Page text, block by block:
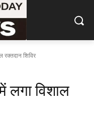
रक्तदान शिविर
लगा विशाल